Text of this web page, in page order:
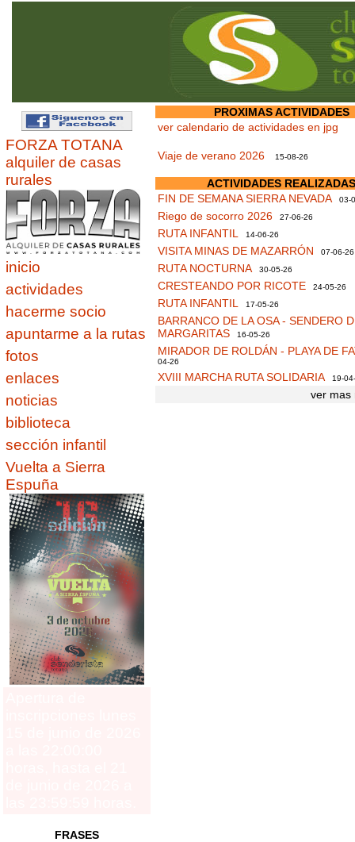
FORZA TOTANA
alquiler de casas
rurales
inicio
actividades
hacerme socio
apuntarme a la rutas
fotos
enlaces
noticias
biblioteca
sección infantil
Vuelta a Sierra
Espuña
FRASES
PROXIMAS ACTIVIDADES
ver calendario de actividades en jpg
Viaje de verano 2026 15-08-26
ACTIVIDADES REALIZADAS
FIN DE SEMANA SIERRA NEVADA 03-
Riego de socorro 2026 27-06-26
RUTA INFANTIL 14-06-26
VISITA MINAS DE MAZARRÓN 07-06-26
RUTA NOCTURNA 30-05-26
CRESTEANDO POR RICOTE 24-05-26
RUTA INFANTIL 17-05-26
BARRANCO DE LA OSA - SENDERO
MARGARITAS 16-05-26
MIRADOR DE ROLDÁN - PLAYA DE
04-26
XVIII MARCHA RUTA SOLIDARIA 19-
ver mas